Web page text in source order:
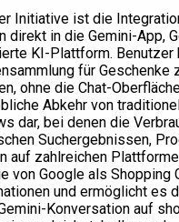
Initiative ist die
direkt in die Gemini-App,
KI-Plattform. Benutzer
für Geschenke
ohne die Chat-
Abkehr von
dar, bei denen die
Suchergebnissen,
auf zahlreichen
von Google als Shopping
und ermöglicht es
Konversation auf